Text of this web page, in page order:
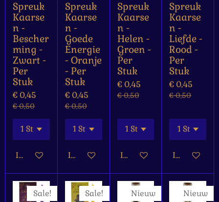
Spreuk
Kaarse
n -
Bescher
ming -
Zwart -
Per
Stuk
€ 0,45
€ 0,50
In winkelwagen
Spreuk
Kaarse
n -
Goede
Energie
- Oranje
- Per
Stuk
€ 0,45
€ 0,50
In winkelwagen
Spreuk
Kaarse
n -
Helen -
Groen -
Per
Stuk
€ 0,45
€ 0,50
In winkelwagen
Spreuk
Kaarse
n -
Liefde -
Rood -
Per
Stuk
€ 0,45
€ 0,50
In
Sale! Sale! Nieuw Nieuw